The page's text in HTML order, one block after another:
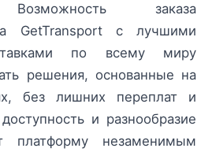
Возможность заказа
GetTransport с лучшими
по всему миру
решения, основанные на
без лишних переплат и
и разнообразие
платформу незаменимым